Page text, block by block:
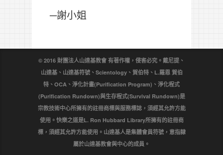
─謝小姐
© 2016 財團法人山達基教會 有著作權，侵害必究。戴尼提、
山達基、山達基符號、Scientology、賀伯特、L.羅恩 賀伯
特、OCA、淨化計畫(Purification Program)、淨化程式
(Purification Rundown)與生存程式(Survival Rundown)是
宗教技術中心所擁有的註冊商標與服務標誌，須經其允許方能
使用。快樂之道是L. Ron Hubbard Library所擁有的註冊商
標，須經其允許方能使用。山達基人是集體會員符號，意指隸
屬於山達基教會與中心的成員。